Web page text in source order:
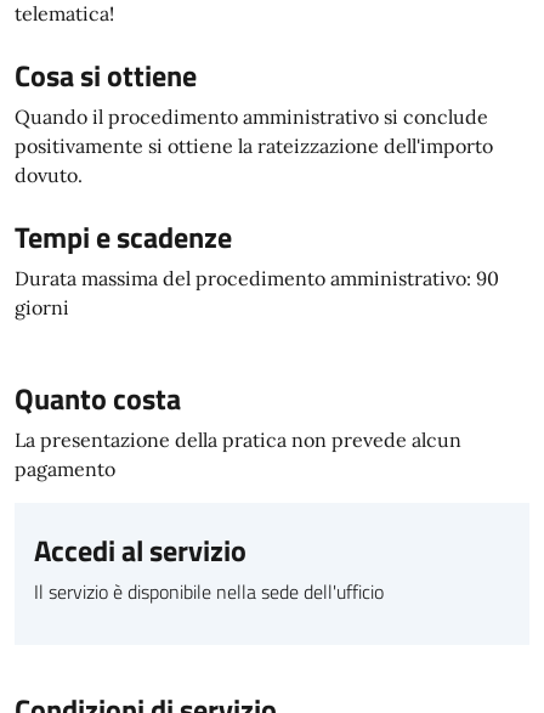
telematica!
Cosa si ottiene
Quando il procedimento amministrativo si conclude
positivamente si ottiene la rateizzazione dell'importo
dovuto.
Tempi e scadenze
Durata massima del procedimento amministrativo: 90
giorni
Quanto costa
La presentazione della pratica non prevede alcun
pagamento
Accedi al servizio
Il servizio è disponibile nella sede dell'ufficio